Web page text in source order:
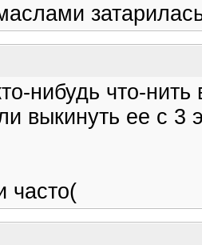
нибудь что-
выкинуть ее с
часто(